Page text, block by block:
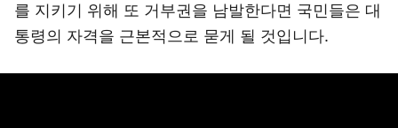
를 지키기 위해 또 거부권을 남발한다면 국민들은 대
통령의 자격을 근본적으로 묻게 될 것입니다.